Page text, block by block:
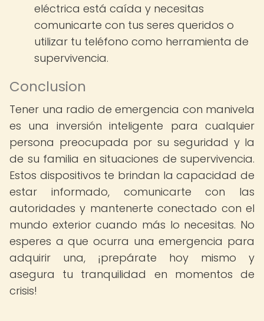
eléctrica está caída y necesitas
comunicarte con tus seres queridos o
utilizar tu teléfono como herramienta de
supervivencia.
Conclusion
Tener una radio de emergencia con manivela
es una inversión inteligente para cualquier
persona preocupada por su seguridad y la
de su familia en situaciones de supervivencia.
Estos dispositivos te brindan la capacidad de
estar informado, comunicarte con las
autoridades y mantenerte conectado con el
mundo exterior cuando más lo necesitas. No
esperes a que ocurra una emergencia para
adquirir una, ¡prepárate hoy mismo y
asegura tu tranquilidad en momentos de
crisis!